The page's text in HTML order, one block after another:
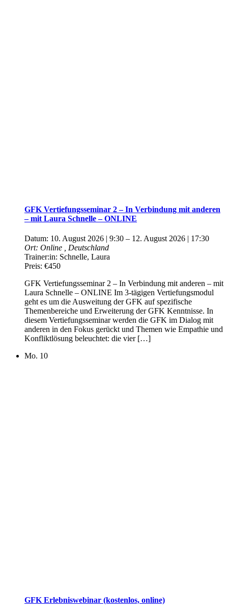
GFK Vertiefungsseminar 2 – In Verbindung mit anderen
– mit Laura Schnelle – ONLINE
Datum: 10. August 2026 | 9:30 – 12. August 2026 | 17:30
Ort: Online
, Deutschland
Trainer:in: Schnelle, Laura
Preis: €450
GFK Vertiefungsseminar 2 – In Verbindung mit anderen – mit
Laura Schnelle – ONLINE Im 3-tägigen Vertiefungsmodul
geht es um die Ausweitung der GFK auf spezifische
Themenbereiche und Erweiterung der GFK Kenntnisse. In
diesem Vertiefungsseminar werden die GFK im Dialog mit
anderen in den Fokus gerückt und Themen wie Empathie und
Konfliktlösung beleuchtet: die vier […]
Mo. 10
GFK Erlebniswebinar (kostenlos, online)